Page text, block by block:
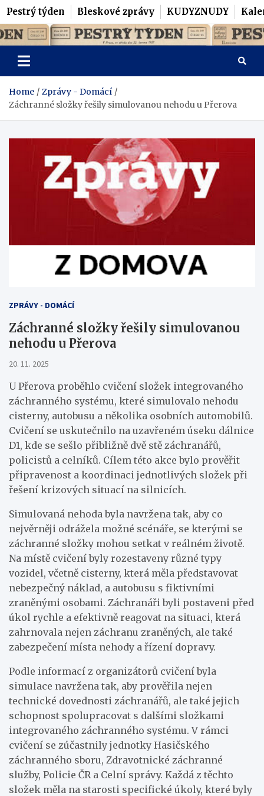
Pestrý týden Bleskové zprávy KUDYZNUDY
Skip
to
content
Pestrý Týden
Home
Zprávy - Domácí
Záchranné složky řešily simulovanou nehodu u Přerova
ZPRÁVY - DOMÁCÍ
Záchranné složky řešily simulovanou
nehodu u Přerova
20. 11. 2025
U Přerova proběhlo cvičení složek integrovaného
záchranného systému, které simulovalo nehodu
cisterny, autobusu a několika osobních automobilů.
Cvičení se uskutečnilo na uzavřeném úseku dálnice
D1, kde se sešlo přibližně dvě stě záchranářů,
policistů a celníků. Cílem této akce bylo prověřit
připravenost a koordinaci jednotlivých složek při
řešení krizových situací na silnicích.
Simulovaná nehoda byla navržena tak, aby co
nejvěrněji odrážela možné scénáře, se kterými se
záchranné složky mohou setkat v reálném životě.
Na místě cvičení byly rozestaveny různé typy
vozidel, včetně cisterny, která měla představovat
nebezpečný náklad, a autobusu s fiktivními
zraněnými osobami. Záchranáři byli postaveni před
úkol rychle a efektivně reagovat na situaci, která
zahrnovala nejen záchranu zraněných, ale také
zabezpečení místa nehody a řízení dopravy.
Podle informací z organizátorů cvičení byla
simulace navržena tak, aby prověřila nejen
technické dovednosti záchranářů, ale také jejich
schopnost spolupracovat s dalšími složkami
integrovaného záchranného systému. V rámci
cvičení se zúčastnily jednotky Hasičského
záchranného sboru, Zdravotnické záchranné
služby, Policie ČR a Celní správy. Každá z těchto
složek měla na starosti specifické úkoly, které byly